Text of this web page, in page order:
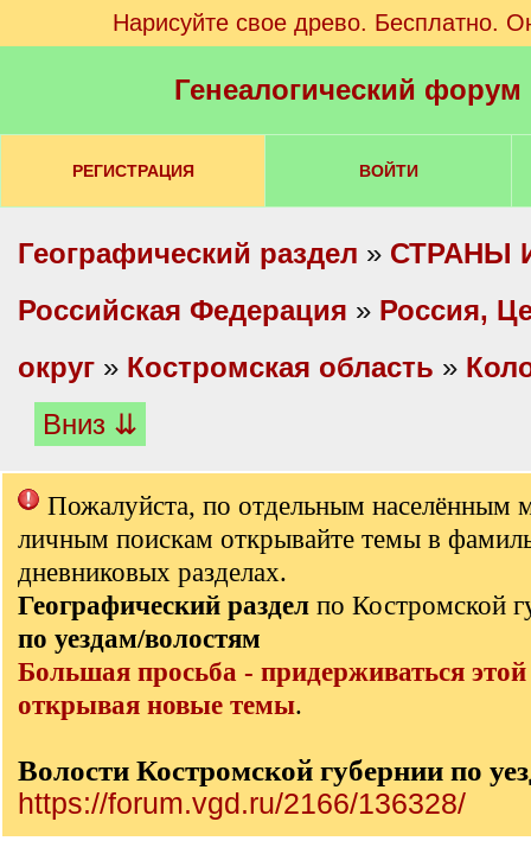
Нарисуйте свое древо. Бесплатно.
Генеалогический
РЕГИСТРАЦИЯ ВОЙТИ
Географический раздел » СТРАНЫ
Российская Федерация » Россия,
округ » Костромская область »
Вниз ⇊
Пожалуйста, по отдельным населённым
личным поискам открывайте темы в
дневниковых разделах.
Географический раздел по Костромской
по уездам/волостям
Большая просьба - придерживаться
открывая новые темы.
Волости Костромской губернии по
https://forum.vgd.ru/2166/136328/